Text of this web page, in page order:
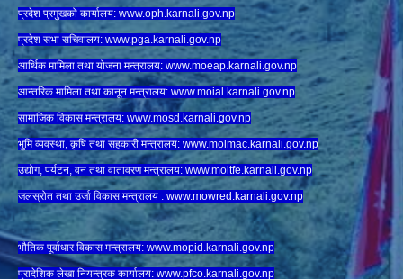
प्रदेश प्रमुखको कार्यालय: www.oph.karnali.gov.np
प्रदेश सभा सचिवालय: www.pga.karnali.gov.np
आर्थिक मामिला तथा योजना मन्त्रालय: www.moeap.karnali.gov.np
आन्तरिक मामिला तथा कानून मन्त्रालय: www.moial.karnali.gov.np
सामाजिक विकास मन्त्रालय: www.mosd.karnali.gov.np
भुमि व्यवस्था, कृषि तथा सहकारी मन्त्रालय: www.molmac.karnali.gov.np
उद्योग, पर्यटन, वन तथा वातावरण मन्त्रालय: www.moitfe.karnali.gov.np
जलस्रोत तथा उर्जा विकास मन्त्रालय : www.mowred.karnali.gov.np
भौतिक पूर्वाधार विकास मन्त्रालय: www.mopid.karnali.gov.np
प्रादेशिक लेखा नियन्त्रक कार्यालय: www.pfco.karnali.gov.np